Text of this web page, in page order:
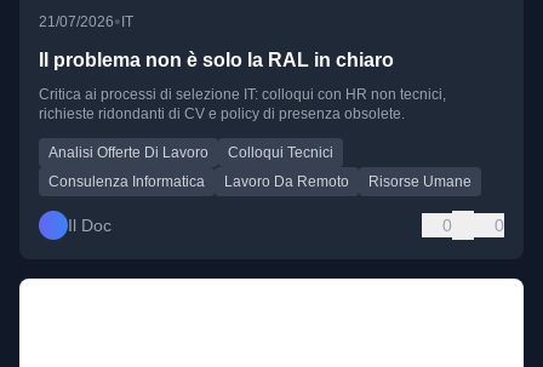
21/07/2026• IT
Il problema non è solo la RAL in chiaro
Critica ai processi di selezione IT: colloqui con HR non tecnici,
richieste ridondanti di CV e policy di presenza obsolete.
Analisi Offerte Di Lavoro
Colloqui Tecnici
Consulenza Informatica
Lavoro Da Remoto Risorse Umane
Il Doc 0 0